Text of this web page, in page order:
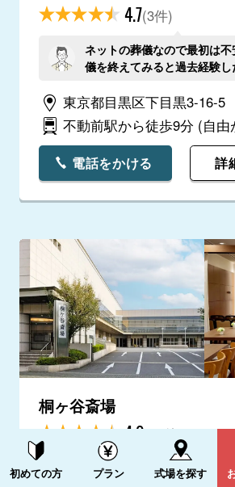
4.7(3件)
ネットの葬儀なので最初は
儀を終えてみると過去経験
した。
東京都目黒区下目黒3-16-5
不動前駅から徒歩9分 (自由
電話をかける 詳
桐ヶ谷斎場
4.9(15件)
当初の予定より数が多くな
資料請求する
初めての方 プラン 式場を探す